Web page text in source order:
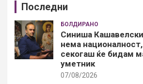
Последни
БОЛДИРАНО
Синиша
нема националност,
секогаш ќе бидам
уметник
07/08/2026